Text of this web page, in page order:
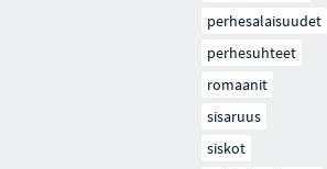
perhesalaisuudet
perhesuhteet
romaanit
sisaruus
siskot